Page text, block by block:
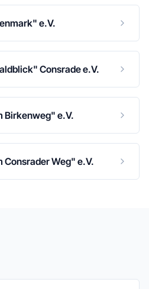
e.V.
Consrade e.V.
Birkenweg" e.V.
Weg" e.V.